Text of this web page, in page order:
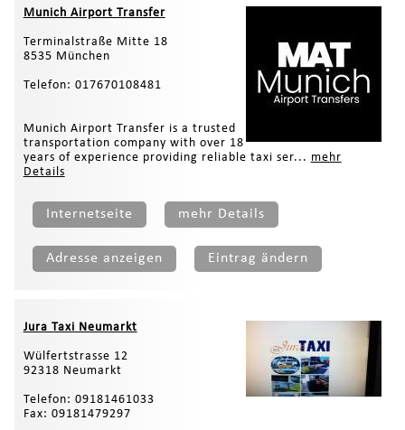
Munich Airport Transfer
Terminalstraße Mitte 18
8535 München
Telefon: 017670108481
Munich Airport Transfer is a trusted
transportation company with over 18
years of experience providing reliable taxi ser... mehr
Details
Internetseite mehr Details
Adresse anzeigen Eintrag ändern
Jura Taxi Neumarkt
Wülfertstrasse 12
92318 Neumarkt
Telefon: 09181461033
Fax: 09181479297